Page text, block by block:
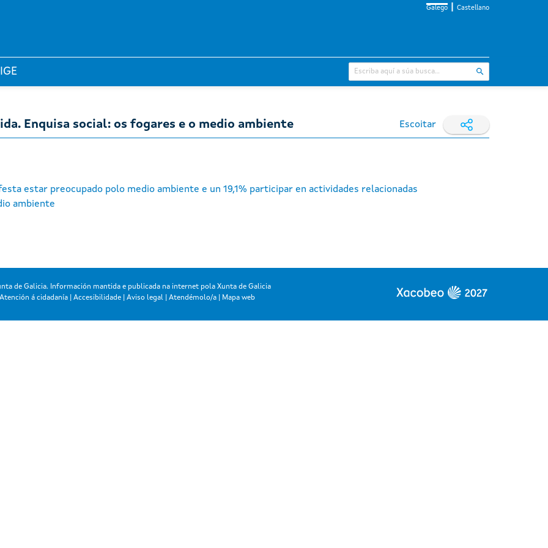
Galego Castellano
Enquisa social: os fogares e o medio ambiente Escoitar
estar preocupado polo medio ambiente e un 19,1% participar en actividades relacionadas
ambiente
de Galicia. Información mantida e publicada na internet pola Xunta de Galicia
Atención á cidadanía |Accesibilidade |Aviso legal |Atendémolo/a Mapa web